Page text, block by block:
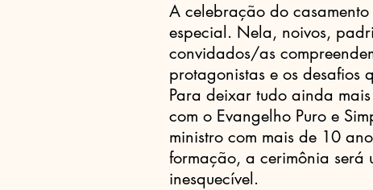
A celebração do casamento
especial. Nela, noivos,
convidados/as
protagonistas e os desafios
Para deixar tudo ainda
com o Evangelho Puro e
ministro com mais de 10
formação, a cerimônia será
inesquecível.